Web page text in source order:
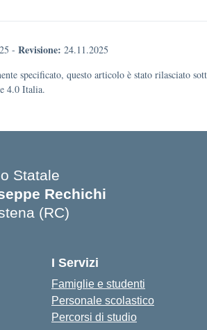
- Revisione: 24.11.2025
specificato, questo articolo è stato rilasciato
4.0 Italia.
Statale
Rechichi
(RC)
I Servizi
Famiglie e studenti
Personale scolastico
Percorsi di studio